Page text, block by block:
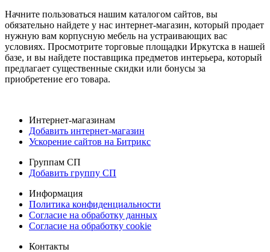
Начните пользоваться нашим каталогом сайтов, вы
обязательно найдете у нас интернет-магазин, который продает
нужную вам корпусную мебель на устраивающих вас
условиях. Просмотрите торговые площадки Иркутска в нашей
базе, и вы найдете поставщика предметов интерьера, который
предлагает существенные скидки или бонусы за
приобретение его товара.
Интернет-магазинам
Добавить интернет-магазин
Ускорение сайтов на Битрикс
Группам СП
Добавить группу СП
Информация
Политика конфиденциальности
Согласие на обработку данных
Согласие на обработку cookie
Контакты